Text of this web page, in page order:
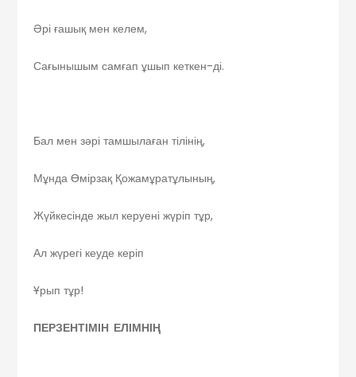
Әрі ғашық мен келем,
Сағынышым самғап ұшып кеткен-ді.
Бал мен зәрі тамшылаған тілінің,
Мұнда Өмірзақ Қожамұратұлының,
Жүйкесінде жыл керуені жүріп тұр,
Ал жүрегі кеуде керіп
Ұрып тұр!
ПЕРЗЕНТІМІН ЕЛІМНІҢ